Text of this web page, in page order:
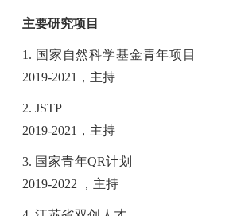
主要研究项目
1. 国家自然科学基金青年项目
2019-2021 ， 主持
2.JSTP
2019-2021 ， 主持
3. 国家青年QR计划
2019-2022
，主持